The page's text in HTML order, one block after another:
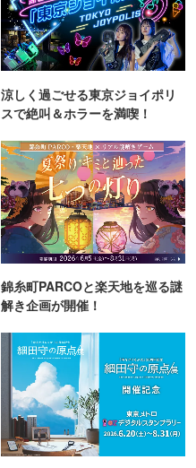
涼しく過ごせる東京ジョイポリ
スで絶叫＆ホラーを満喫！
錦糸町PARCOと楽天地を巡る謎
解き企画が開催！